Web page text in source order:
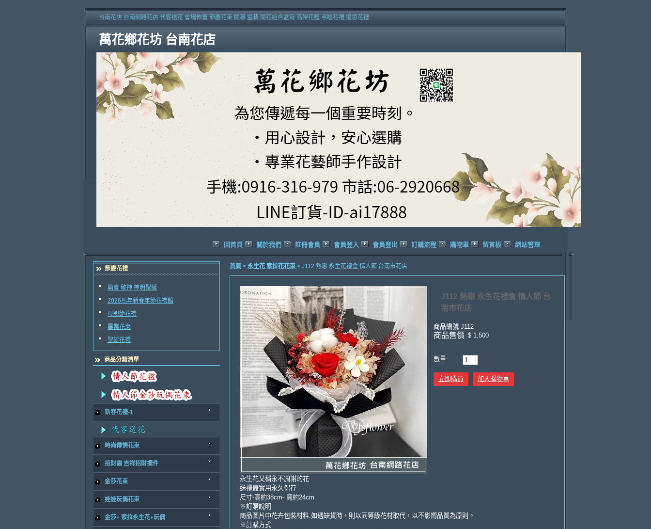
萬花鄉花坊 台南花店
台南花店 台南網路花店 代客送花 會場佈置 節慶花束 開幕 盆栽 蘭花組合盆栽 高架花籃 弔唁花禮 追思花禮
回首頁 關於我們 註冊會員 會員登入 會員登出 訂購流程 購物車 留言板 網站管理
節慶花禮
廟會 敬神 神明聖誕
2026馬年新春年節花禮館
母親節花禮
畢業花束
聖誕花禮
商品分類清單
新春花禮-1
時尚傳情花束
招財貓 吉祥招財擺件
金莎花束
娃娃玩偶花束
金莎+ 索拉永生花+玩偶
首頁 > 永生花 索拉花花束 > J112 熱戀 永生花禮盒 情人節 台南市花店
J112 熱戀 永生花禮盒 情人節 台
南市花店
商品編號 J112
商品售價 $ 1,500
數量:
立即購買 加入購物車
永生花又稱永不凋謝的花
送禮最實用永久保存
尺寸-高約38cm- 寬約24cm
※訂購說明
商品圖片中花卉包裝材料.如遇缺貨時，則以同等級花材取代，以不影嚮品質為原則。
※訂購方式